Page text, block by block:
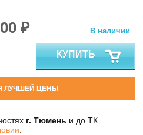
₽ В наличии
КУПИТЬ
ЛУЧШЕЙ ЦЕНЫ
г. Тюмень и до ТК